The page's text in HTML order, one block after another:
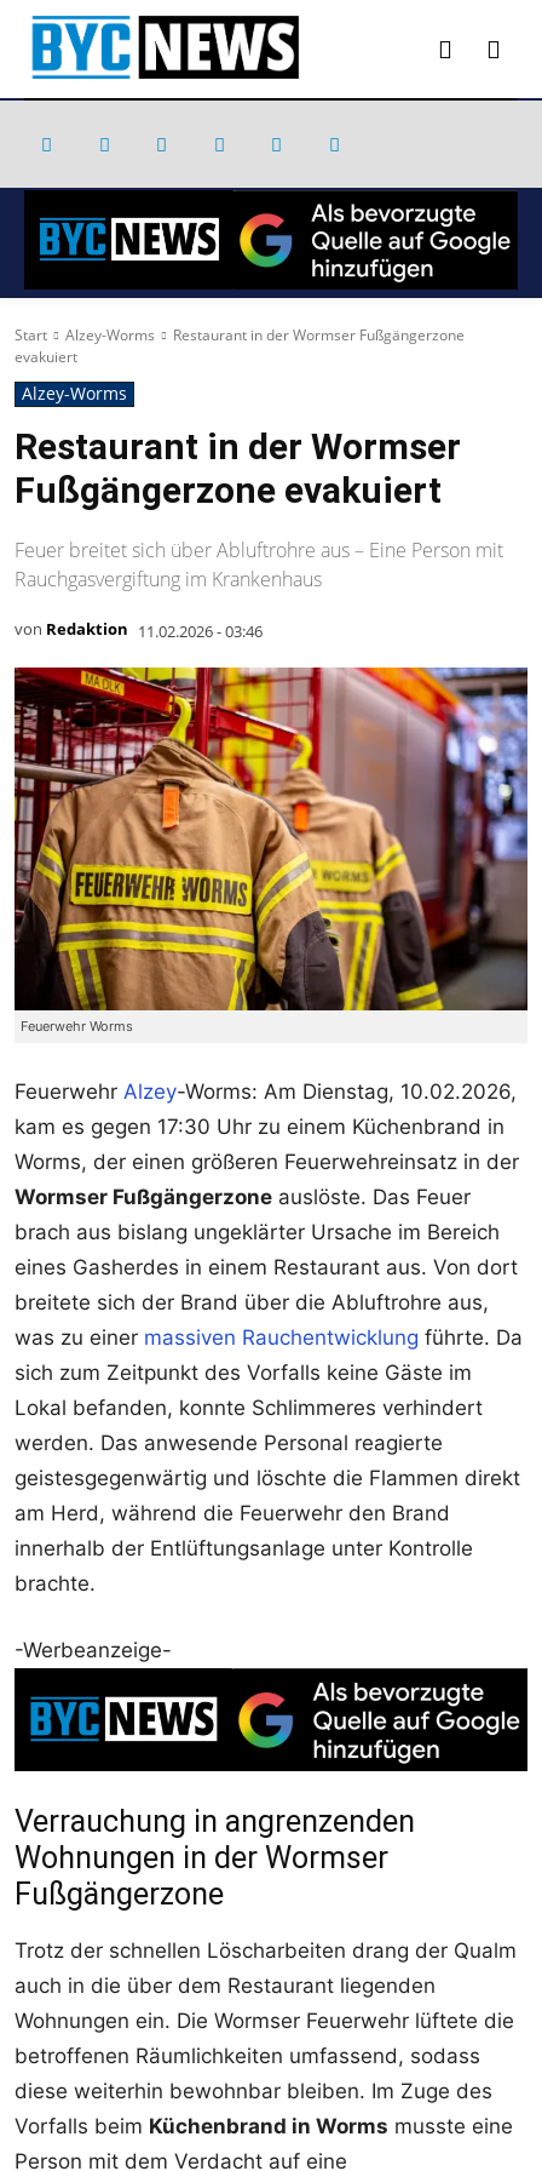
Start Alzey-Worms
Restaurant in der Wormser Fußgängerzone
evakuiert
Alzey-Worms
Restaurant in der Wormser
Fußgängerzone evakuiert
Feuer breitet sich über Abluftrohre aus – Eine Person mit
Rauchgasvergiftung im Krankenhaus
von Redaktion 11.02.2026 - 03:46
Feuerwehr Worms
Feuerwehr Alzey-Worms: Am Dienstag, 10.02.2026,
kam es gegen 17:30 Uhr zu einem Küchenbrand in
Worms, der einen größeren Feuerwehreinsatz in der
Wormser Fußgängerzone auslöste. Das Feuer
brach aus bislang ungeklärter Ursache im Bereich
eines Gasherdes in einem Restaurant aus. Von dort
breitete sich der Brand über die Abluftrohre aus,
was zu einer massiven Rauchentwicklung führte. Da
sich zum Zeitpunkt des Vorfalls keine Gäste im
Lokal befanden, konnte Schlimmeres verhindert
werden. Das anwesende Personal reagierte
geistesgegenwärtig und löschte die Flammen direkt
am Herd, während die Feuerwehr den Brand
innerhalb der Entlüftungsanlage unter Kontrolle
brachte.
-Werbeanzeige-
Verrauchung in angrenzenden
Wohnungen in der Wormser
Fußgängerzone
Trotz der schnellen Löscharbeiten drang der Qualm
auch in die über dem Restaurant liegenden
Wohnungen ein. Die Wormser Feuerwehr lüftete die
betroffenen Räumlichkeiten umfassend, sodass
diese weiterhin bewohnbar bleiben. Im Zuge des
Vorfalls beim Küchenbrand in Worms musste eine
Person mit dem Verdacht auf eine